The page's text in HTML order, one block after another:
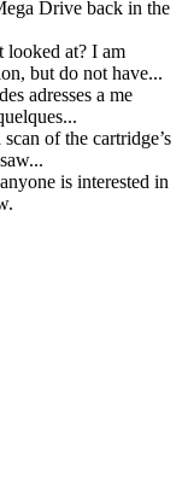
Drive back in the
looked at? I am
but do not have...
adresses a me
of the cartridge’s
is interested in